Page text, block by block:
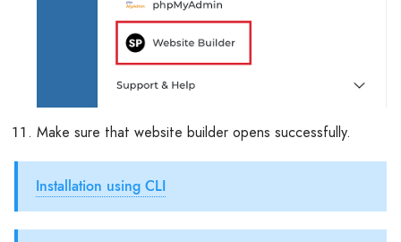
Make sure that website builder opens successfully.
Installation using CLI